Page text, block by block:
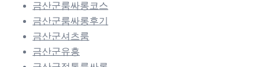
금산군룸싸롱코스
금산군룸싸롱후기
금산군셔츠룸
금산군유흥